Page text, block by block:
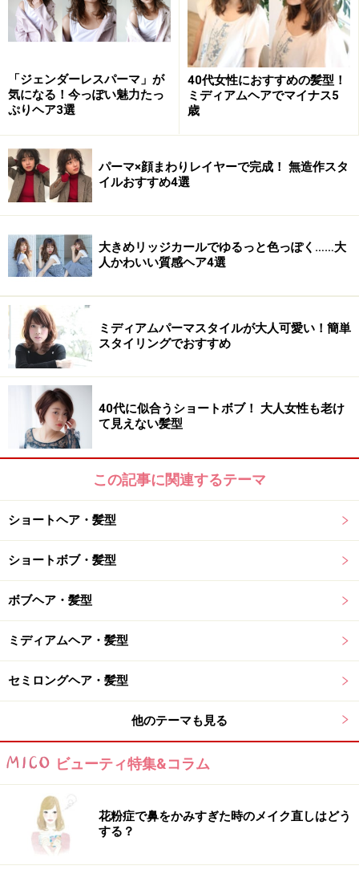
次のページへ
「ジェンダーレスパーマ」が
気になる！今っぽい魅力たっ
ぷりヘア3選
40代女性におすすめの髪型！
ミディアムヘアでマイナス5
歳
パーマ×顔まわりレイヤーで完成！ 無造作スタ
イルおすすめ4選
大きめリッジカールでゆるっと色っぽく……大
人かわいい質感ヘア4選
ミディアムパーマスタイルが大人可愛い！簡単
スタイリングでおすすめ
40代に似合うショートボブ！ 大人女性も老け
て見えない髪型
この記事に関連するテーマ
ショートヘア・髪型
ショートボブ・髪型
ボブヘア・髪型
ミディアムヘア・髪型
セミロングヘア・髪型
他のテーマも見る
ビューティ特集&コラム
花粉症で鼻をかみすぎた時のメイク直しはどう
する？